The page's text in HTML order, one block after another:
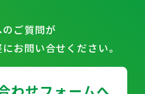
ご質問が
お問い合せください。